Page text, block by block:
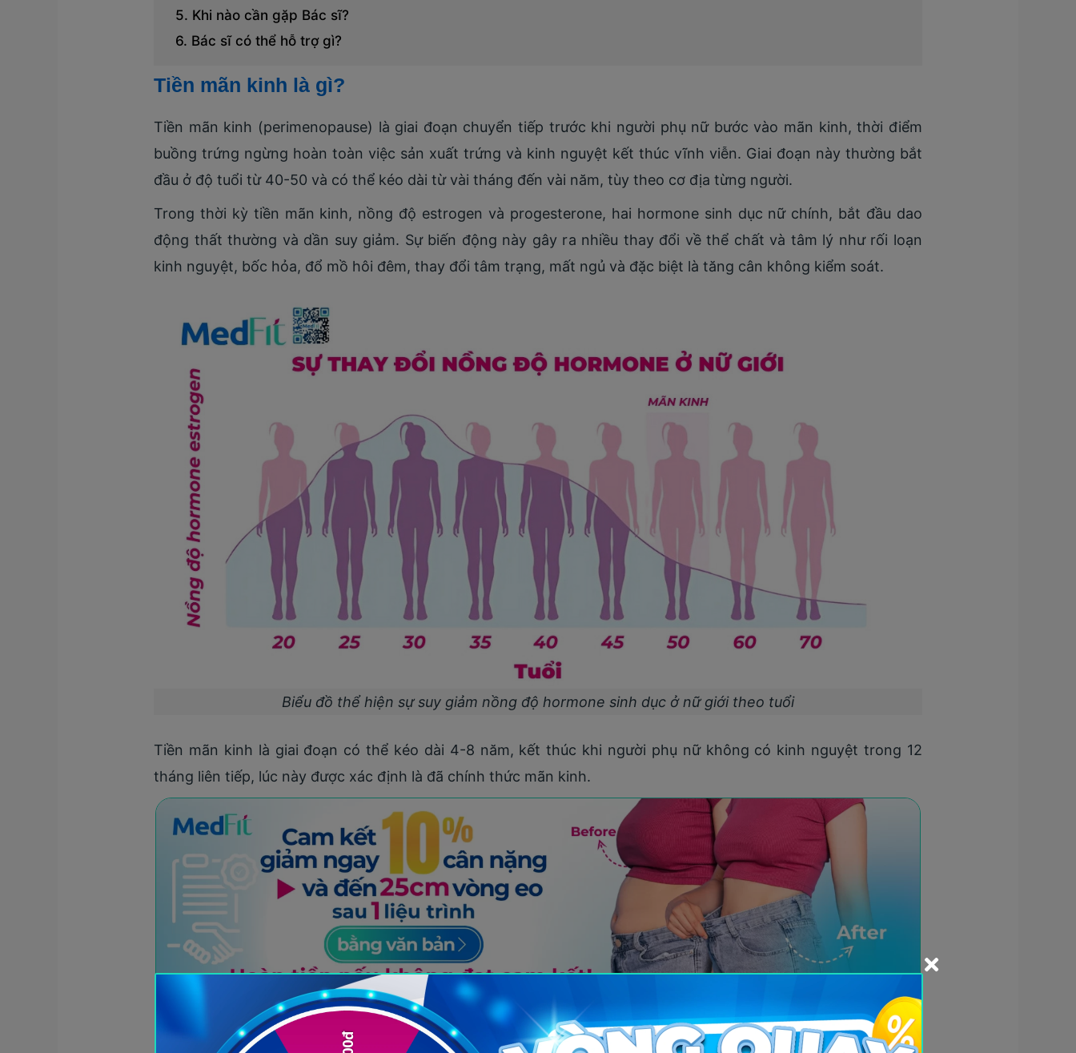
Khi nào cần gặp Bác sĩ?
Bác sĩ có thể hỗ trợ gì?
Tiền mãn kinh là gì?
Tiền mãn kinh (perimenopause) là giai đoạn chuyển tiếp trước khi người phụ nữ bước vào mãn kinh, thời điểm
buồng trứng ngừng hoàn toàn việc sản xuất trứng và kinh nguyệt kết thúc vĩnh viễn. Giai đoạn này thường bắt
đầu ở độ tuổi từ 40-50 và có thể kéo dài từ vài tháng đến vài năm, tùy theo cơ địa từng người.
Trong thời kỳ tiền mãn kinh, nồng độ estrogen và progesterone, hai hormone sinh dục nữ chính, bắt đầu dao
động thất thường và dần suy giảm. Sự biến động này gây ra nhiều thay đổi về thể chất và tâm lý như rối loạn
kinh nguyệt, bốc hỏa, đổ mồ hôi đêm, thay đổi tâm trạng, mất ngủ và đặc biệt là tăng cân không kiểm soát.
Biểu đồ thể hiện sự suy giảm nồng độ hormone sinh dục ở nữ giới theo tuổi
Tiền mãn kinh là giai đoạn có thể kéo dài 4-8 năm, kết thúc khi người phụ nữ không có kinh nguyệt trong 12
tháng liên tiếp, lúc này được xác định là đã chính thức mãn kinh.
Nguyên nhân tăng cân ở tuổi tiền mãn kinh